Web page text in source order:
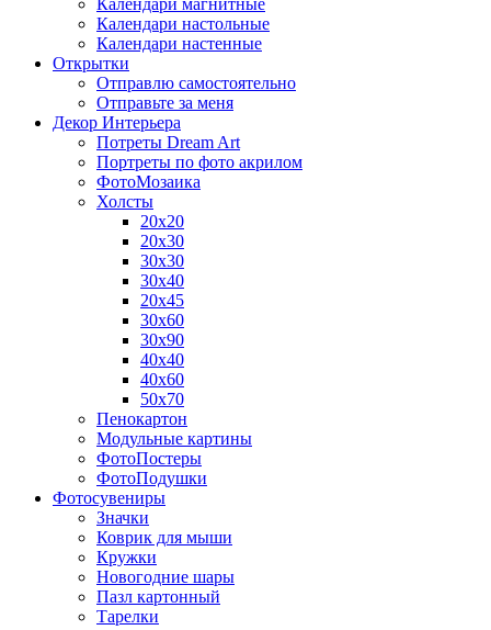
Календари магнитные
Календари настольные
Календари настенные
Открытки
Отправлю самостоятельно
Отправьте за меня
Декор Интерьера
Потреты Dream Art
Портреты по фото акрилом
ФотоМозаика
Холсты
20х20
20х30
30х30
30х40
20х45
30х60
30х90
40х40
40х60
50х70
Пенокартон
Модульные картины
ФотоПостеры
ФотоПодушки
Фотоcувениры
Значки
Коврик для мыши
Кружки
Новогодние шары
Пазл картонный
Тарелки